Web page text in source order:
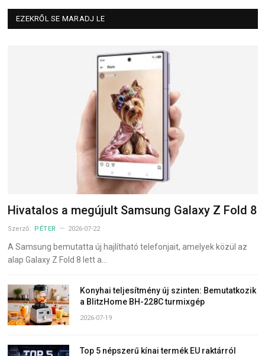
EZEKRŐL SE MARADJ LE
Hivatalos a megújult Samsung Galaxy Z Fold 8
Szerző: PÉTER 2026-07-22
A Samsung bemutatta új hajlítható telefonjait, amelyek közül az
alap Galaxy Z Fold 8 lett a…
Konyhai teljesítmény új szinten: Bemutatkozik
a BlitzHome BH-228C turmixgép
2026-07-19
Top 5 népszerű kínai termék EU raktárról